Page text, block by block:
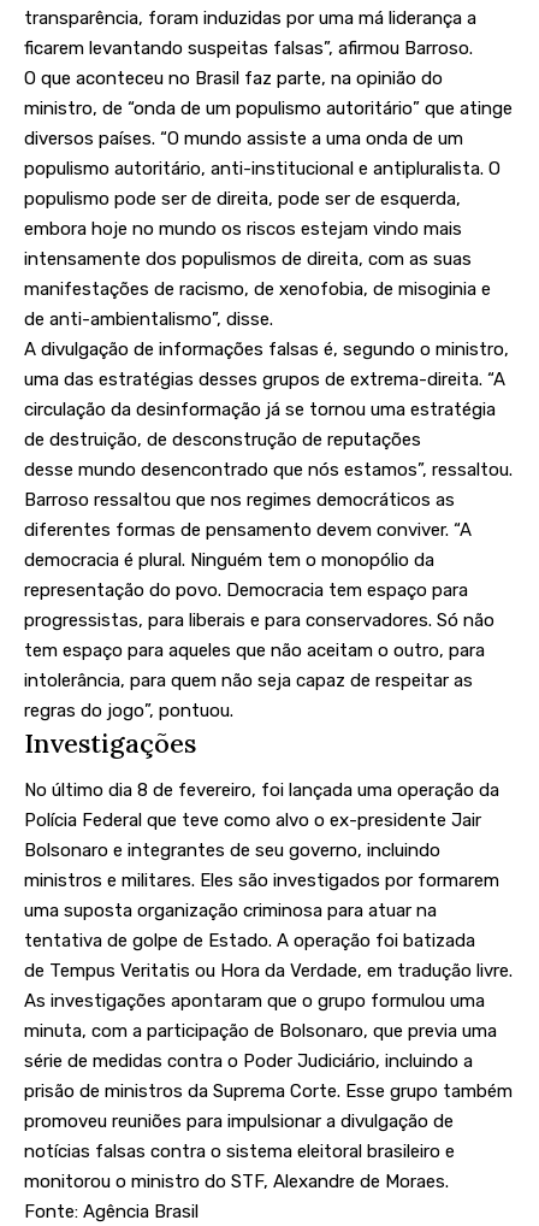
transparência, foram induzidas por uma má liderança a
ficarem levantando suspeitas falsas”, afirmou Barroso.
O que aconteceu no Brasil faz parte, na opinião do
ministro, de “onda de um populismo autoritário” que atinge
diversos países. “O mundo assiste a uma onda de um
populismo autoritário, anti-institucional e antipluralista. O
populismo pode ser de direita, pode ser de esquerda,
embora hoje no mundo os riscos estejam vindo mais
intensamente dos populismos de direita, com as suas
manifestações de racismo, de xenofobia, de misoginia e
de anti-ambientalismo”, disse.
A divulgação de informações falsas é, segundo o ministro,
uma das estratégias desses grupos de extrema-direita. “A
circulação da desinformação já se tornou uma estratégia
de destruição, de desconstrução de reputações
desse mundo desencontrado que nós estamos”, ressaltou.
Barroso ressaltou que nos regimes democráticos as
diferentes formas de pensamento devem conviver. “A
democracia é plural. Ninguém tem o monopólio da
representação do povo. Democracia tem espaço para
progressistas, para liberais e para conservadores. Só não
tem espaço para aqueles que não aceitam o outro, para
intolerância, para quem não seja capaz de respeitar as
regras do jogo”, pontuou.
Investigações
No último dia 8 de fevereiro, foi lançada uma operação da
Polícia Federal que teve como alvo o ex-presidente Jair
Bolsonaro e integrantes de seu governo, incluindo
ministros e militares. Eles são investigados por formarem
uma suposta organização criminosa para atuar na
tentativa de golpe de Estado. A operação foi batizada
de Tempus Veritatis ou Hora da Verdade, em tradução livre.
As investigações apontaram que o grupo formulou uma
minuta, com a participação de Bolsonaro, que previa uma
série de medidas contra o Poder Judiciário, incluindo a
prisão de ministros da Suprema Corte. Esse grupo também
promoveu reuniões para impulsionar a divulgação de
notícias falsas contra o sistema eleitoral brasileiro e
monitorou o ministro do STF, Alexandre de Moraes.
Fonte: Agência Brasil